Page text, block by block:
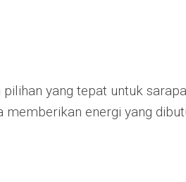
yang tepat untuk
memberikan energi yang